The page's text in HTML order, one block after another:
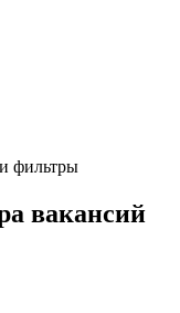
фильтры
вакансий